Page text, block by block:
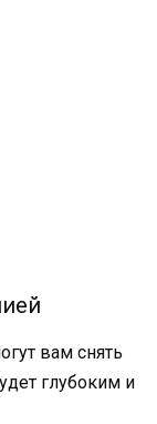
вам снять
глубоким и